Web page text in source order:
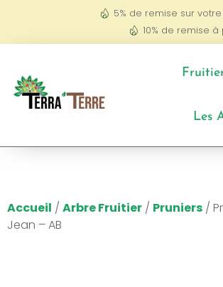
5% de remise sur
10% de remise
Les
Accueil / Arbre Fruitier / Pruniers /
Jean – AB